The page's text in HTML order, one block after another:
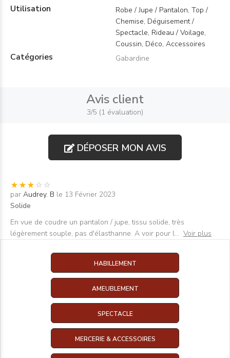
Utilisation
Robe / Jupe / Pantalon, Top /
Chemise, Déguisement /
Spectacle, Rideau / Voilage,
Coussin, Déco, Accessoires
Catégories Gabardine
Avis client
3/5 (1 évaluation)
DÉPOSER MON AVIS
par Audrey. B le 13 Février 2023
Solide
En vue de coudre un pantalon / jupe, tissu solide, très
légèrement souple, pas d'élasthanne. A voir pour l... Voir plus
HABILLEMENT
AMEUBLEMENT
SPECTACLE
MERCERIE & ACCESSOIRES